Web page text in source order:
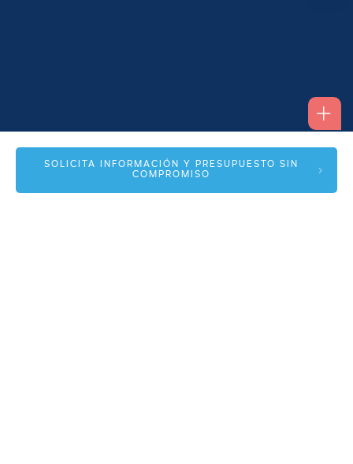
SOLICITA INFORMACIÓN Y PRESUPUESTO SIN
COMPROMISO
Alfonso I, 17 Planta 1ª